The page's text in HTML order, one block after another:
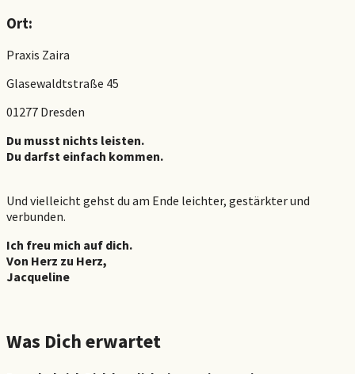
Ort:
Praxis Zaira
Glasewaldtstraße 45
01277 Dresden
Du musst nichts leisten.
Du darfst einfach kommen.
Und vielleicht gehst du am Ende leichter, gestärkter und
verbunden.
Ich freu mich auf dich.
Von Herz zu Herz,
Jacqueline
Was Dich erwartet